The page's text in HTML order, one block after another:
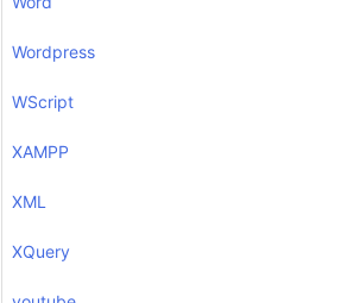
Wordpress
WScript
XAMPP
XML
XQuery